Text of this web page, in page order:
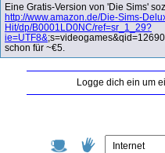
Eine Gratis-Version von 'Die Sims'
http://www.amazon.de/Die-Sims-
Hit/dp/B0001LD0NC/ref=sr_1_29?
ie=UTF8&
schon für ~€5.
Logge dich ein um